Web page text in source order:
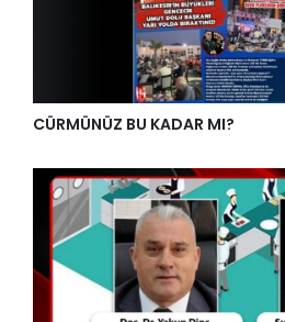
CÜRMÜNÜZ BU KADAR MI?